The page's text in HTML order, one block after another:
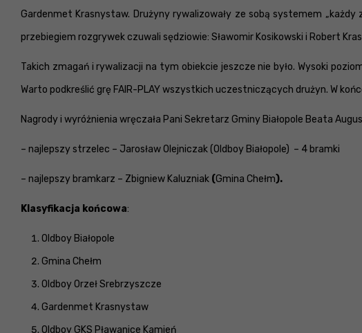
Gardenmet Krasnystaw. Drużyny rywalizowały ze sobą systemem „każdy
przebiegiem rozgrywek czuwali sędziowie: Sławomir Kosikowski i Robert
Takich zmagań i rywalizacji na tym obiekcie jeszcze nie było. Wysoki
Warto podkreślić grę FAIR-PLAY wszystkich uczestniczących drużyn. W
Nagrody i wyróżnienia wręczała Pani Sekretarz Gminy Białopole Beata
– najlepszy strzelec – Jarosław Olejniczak (Oldboy Białopole) – 4 bramki
– najlepszy bramkarz – Zbigniew Kaluzniak (Gmina Chełm).
Klasyfikacja końcowa:
Oldboy Białopole
Gmina Chełm
Oldboy Orzeł Srebrzyszcze
Gardenmet Krasnystaw
Oldboy GKS Pławanice Kamień